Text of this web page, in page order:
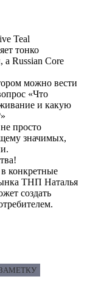
Teal
тонко
а Russian Core
можно вести
«Что
и какую
просто
значимых,
конкретные
ТНП Наталья
создать